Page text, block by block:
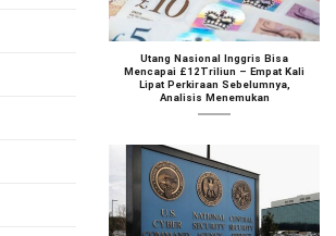
Utang Nasional Inggris Bisa
Mencapai £12Triliun – Empat Kali
Lipat Perkiraan Sebelumnya,
Analisis Menemukan